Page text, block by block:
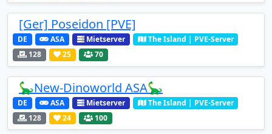
[Ger] Poseidon [PVE]
DE ASA Mietserver
The Island | PVE-Server
128
25 70
🦕New-Dinoworld ASA🦕
DE ASA Mietserver
The Island | PVE-Server
128
24 100